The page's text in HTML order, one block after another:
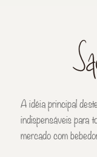
A idéia principal
indispensáveis para
mercado com